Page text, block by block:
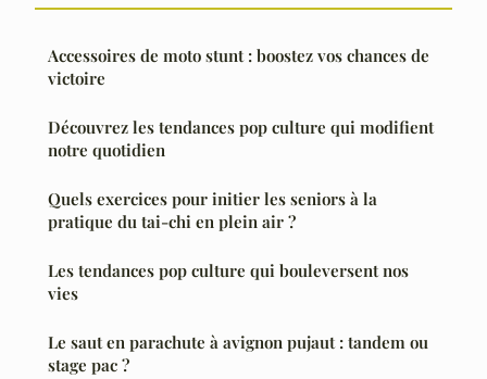
Accessoires de moto stunt : boostez vos chances de
victoire
Découvrez les tendances pop culture qui modifient
notre quotidien
Quels exercices pour initier les seniors à la
pratique du tai-chi en plein air ?
Les tendances pop culture qui bouleversent nos
vies
Le saut en parachute à avignon pujaut : tandem ou
stage pac ?